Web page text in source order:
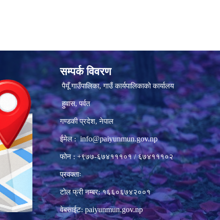
सम्पर्क विवरण
पैयूँ गाउँपालिका, गाउँ कार्यपालिकाको कार्यालय
हुवास, पर्वत
गण्डकी प्रदेश, नेपाल
ईमेल :info@paiyunmun.gov.np
फोन : +९७७-६७४१११०१ / ६७४१११०२
प्रवक्ताः
टोल फ्री नम्बर: १६६०६७४२००१
वेबसाईट: paiyunmun.gov.np